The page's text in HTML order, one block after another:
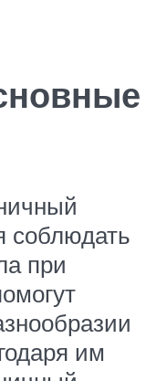
соблюдать
при
им